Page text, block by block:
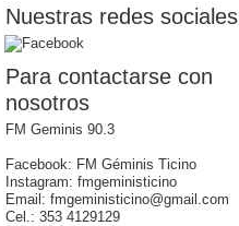
Nuestras redes sociales
Para contactarse con
nosotros
FM Geminis 90.3
Facebook: FM Géminis Ticino
Instagram: fmgeministicino
Email: fmgeministicino@gmail.com
Cel.: 353 4129129